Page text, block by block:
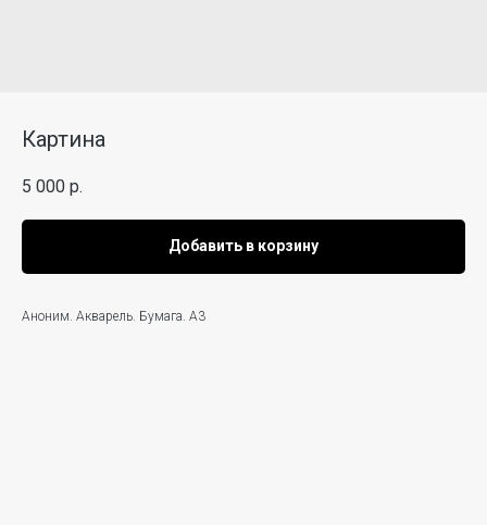
Картина
5 000 р.
Добавить в корзину
Аноним. Акварель. Бумага. А3